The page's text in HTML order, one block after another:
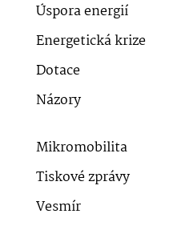
Úspora energií
Energetická krize
Dotace
Názory
Mikromobilita
Tiskové zprávy
Vesmír